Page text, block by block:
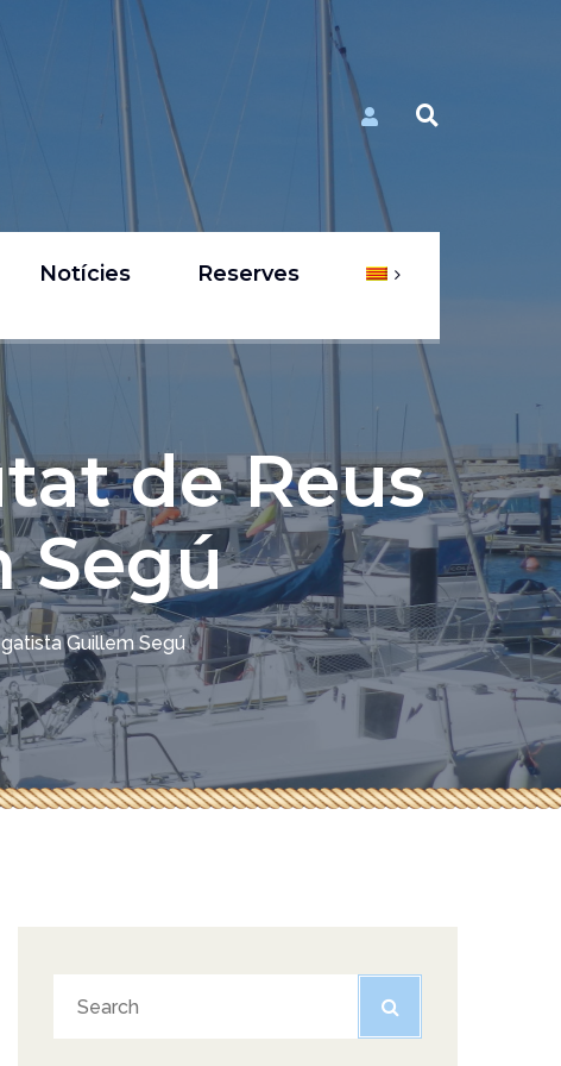
Notícies Reserves
de Reus
Segú
Guillem Segú